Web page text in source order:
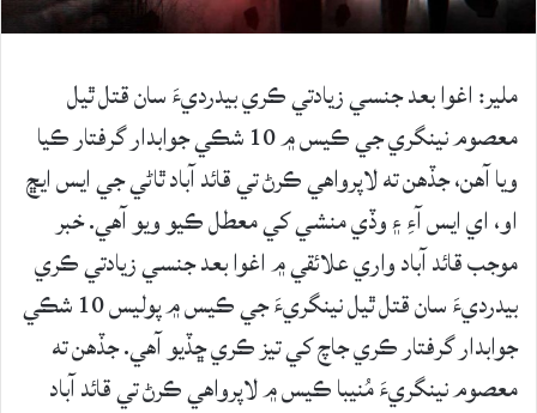
ملير: اغوا بعد جنسي زيادتي ڪري بيدرديءَ سان قتل ٿيل
معصوم نينگري جي ڪيس ۾ 10 شڪي جوابدار گرفتار ڪيا
ويا آھن، جڏهن ته لاپرواهي ڪرڻ تي قائد آباد ٿاڻي جي ايس ايڇ
او، اي ايس آءِ ۽ وڏي منشي کي معطل ڪيو ويو آهي. خبر
موجب قائد آباد واري علائقي ۾ اغوا بعد جنسي زيادتي ڪري
بيدرديءَ سان قتل ٿيل نينگريءَ جي ڪيس ۾ پوليس 10 شڪي
جوابدار گرفتار ڪري جاچ کي تيز ڪري ڇڏيو آھي. جڏهن ته
معصوم نينگريءَ مُنيبا ڪيس ۾ لاپرواهي ڪرڻ تي قائد آباد